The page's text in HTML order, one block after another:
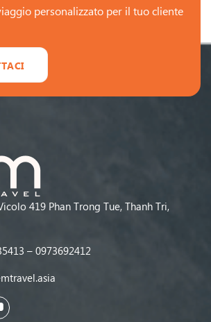
personalizzato per il tuo cliente
419 Phan Trong Tue, Thanh Tri,
– 0973692412